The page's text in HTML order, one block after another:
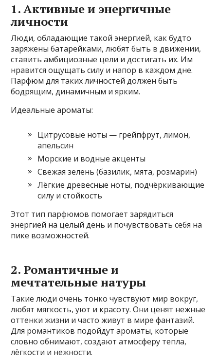
1. Активные и энергичные
личности
Люди, обладающие такой энергией, как будто
заряжены батарейками, любят быть в движении,
ставить амбициозные цели и достигать их. Им
нравится ощущать силу и напор в каждом дне.
Парфюм для таких личностей должен быть
бодрящим, динамичным и ярким.
Идеальные ароматы:
Цитрусовые ноты — грейпфрут, лимон,
апельсин
Морские и водные акценты
Свежая зелень (базилик, мята, розмарин)
Лёгкие древесные ноты, подчёркивающие
силу и стойкость
Этот тип парфюмов помогает зарядиться
энергией на целый день и почувствовать себя на
пике возможностей.
2. Романтичные и
мечтательные натуры
Такие люди очень тонко чувствуют мир вокруг,
любят мягкость, уют и красоту. Они ценят нежные
оттенки жизни и часто живут в мире фантазий.
Для романтиков подойдут ароматы, которые
словно обнимают, создают атмосферу тепла,
лёгкости и нежности.